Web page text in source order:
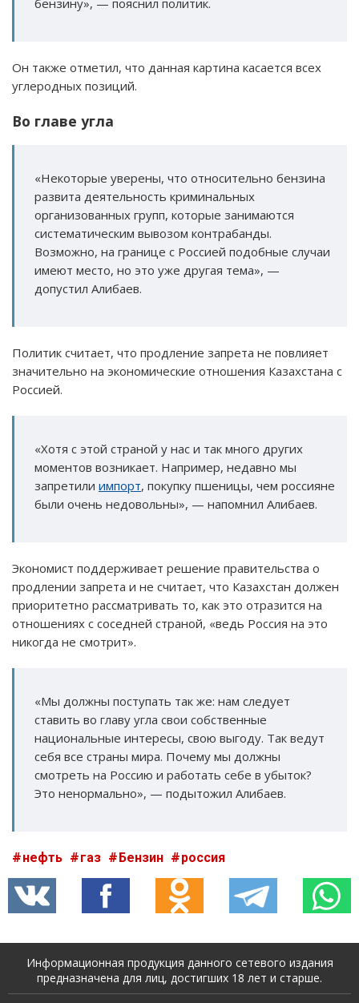
бензину», — пояснил политик.
Он также отметил, что данная картина касается всех
углеродных позиций.
Во главе угла
«Некоторые уверены, что относительно бензина
развита деятельность криминальных
организованных групп, которые занимаются
систематическим вывозом контрабанды.
Возможно, на границе с Россией подобные случаи
имеют место, но это уже другая тема», —
допустил Алибаев.
Политик считает, что продление запрета не повлияет
значительно на экономические отношения Казахстана с
Россией.
«Хотя с этой страной у нас и так много других
моментов возникает. Например, недавно мы
запретили импорт, покупку пшеницы, чем россияне
были очень недовольны», — напомнил Алибаев.
Экономист поддерживает решение правительства о
продлении запрета и не считает, что Казахстан должен
приоритетно рассматривать то, как это отразится на
отношениях с соседней страной, «ведь Россия на это
никогда не смотрит».
«Мы должны поступать так же: нам следует
ставить во главу угла свои собственные
национальные интересы, свою выгоду. Так ведут
себя все страны мира. Почему мы должны
смотреть на Россию и работать себе в убыток?
Это ненормально», — подытожил Алибаев.
нефть газ Бензин россия
Информационная продукция данного сетевого издания
предназначена для лиц, достигших 18 лет и старше.